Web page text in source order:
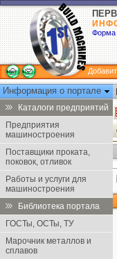
Форма
Информация о портале
Каталоги предприятий
Предприятия
машиностроения
Поставщики проката,
поковок, отливок
Работы и услуги для
машиностроения
Библиотека портала
ГОСТы, ОСТы, ТУ
Марочник металлов и
сплавов